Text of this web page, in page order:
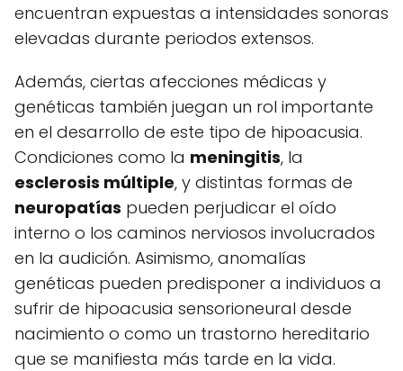
encuentran expuestas a intensidades sonoras
elevadas durante periodos extensos.
Además, ciertas afecciones médicas y
genéticas también juegan un rol importante
en el desarrollo de este tipo de hipoacusia.
Condiciones como la meningitis, la
esclerosis múltiple, y distintas formas de
neuropatías pueden perjudicar el oído
interno o los caminos nerviosos involucrados
en la audición. Asimismo, anomalías
genéticas pueden predisponer a individuos a
sufrir de hipoacusia sensorioneural desde
nacimiento o como un trastorno hereditario
que se manifiesta más tarde en la vida.